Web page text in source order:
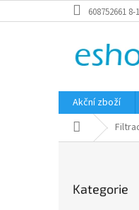
na
608752661 8-
Akční zboží
Domů
kategorie
Kategorie